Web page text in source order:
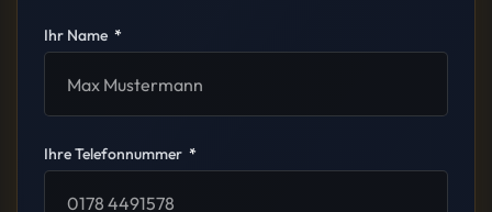
Ihr Name
Ihre Telefonnummer